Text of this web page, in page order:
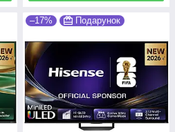
–17% Подарунок